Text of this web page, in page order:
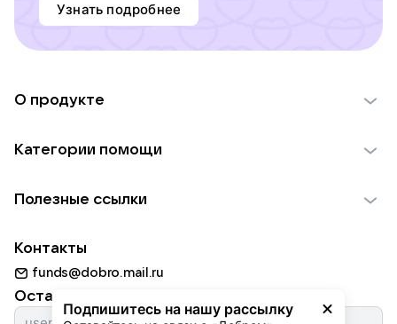
Узнать подробнее
Подпишитесь на нашу рассылку
О продукте
Использование материалов
Для НКО
Партнерам
Категории помощи
Пожилым
Животным
Природе
Полезные ссылки
Добрый день
Истории
Контакты
funds@dobro.mail.ru
Оставайтесь с нами